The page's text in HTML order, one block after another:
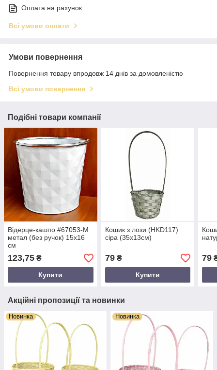
Оплата на рахунок
Всі умови оплати
Умови повернення
Повернення товару впродовж 14 днів за домовленістю
Всі умови повернення
Подібні товари компанії
Відерце-кашпо #67053-M
метал (без ручок) 15х16
см
123,75 ₴
Купити
Кошик з лози (HKD117)
сіра (35х13см)
79₴
Купити
79
Акційні пропозиції та новинки
Новинка Новинка